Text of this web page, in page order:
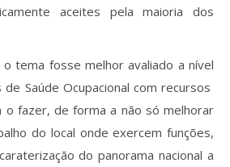
aceites pela maioria dos
tema fosse melhor avaliado a nível
Saúde Ocupacional com recursos
o fazer, de forma a não só melhorar
do local onde exercem funções,
do panorama nacional a